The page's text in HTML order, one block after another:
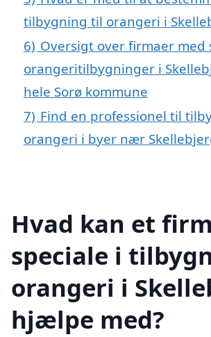
tilbygning til orangeri i
6) Oversigt over firmaer med
orangeritilbygninger i
hele Sorø kommune
7) Find en professionel til
orangeri i byer nær
Hvad kan et
speciale i
orangeri i
hjælpe med?